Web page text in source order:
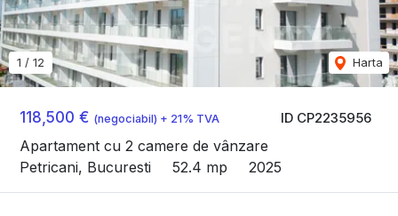
ID CP2235956
118,500 € (negociabil) + 21% TVA
Apartament cu 2 camere de vânzare
Petricani, Bucuresti
52.4 mp 2025
1 / 12 Harta